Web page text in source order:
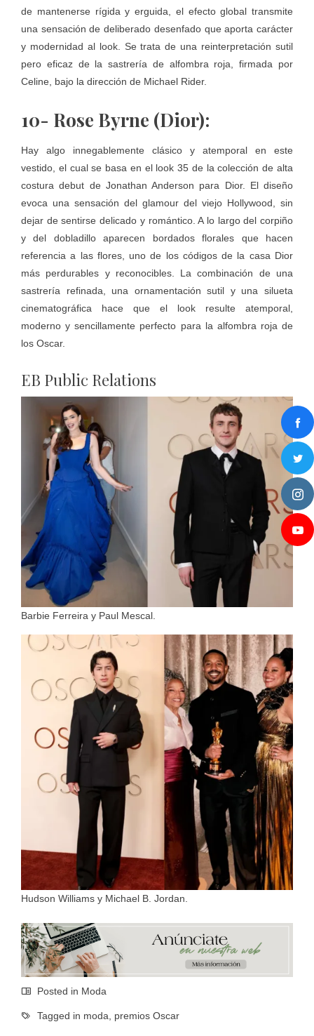
de mantenerse rígida y erguida, el efecto global transmite
una sensación de deliberado desenfado que aporta carácter
y modernidad al look. Se trata de una reinterpretación sutil
pero eficaz de la sastrería de alfombra roja, firmada por
Celine, bajo la dirección de Michael Rider.
10- Rose Byrne (Dior):
Hay algo innegablemente clásico y atemporal en este
vestido, el cual se basa en el look 35 de la colección de alta
costura debut de Jonathan Anderson para Dior. El diseño
evoca una sensación del glamour del viejo Hollywood, sin
dejar de sentirse delicado y romántico. A lo largo del corpiño
y del dobladillo aparecen bordados florales que hacen
referencia a las flores, uno de los códigos de la casa Dior
más perdurables y reconocibles. La combinación de una
sastrería refinada, una ornamentación sutil y una silueta
cinematográfica hace que el look resulte atemporal,
moderno y sencillamente perfecto para la alfombra roja de
los Oscar.
EB Public Relations
Barbie Ferreira y Paul Mescal.
Hudson Williams y Michael B. Jordan.
Posted in Moda
Tagged in moda, premios Oscar